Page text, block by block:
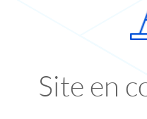
Site en